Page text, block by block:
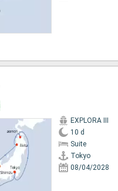
EXPLORA III
10 d
Suite
Tokyo
08/04/2028